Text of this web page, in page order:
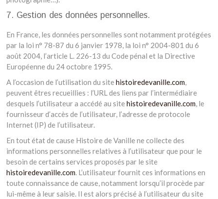
7. Gestion des données personnelles.
En France, les données personnelles sont notamment protégées
par la loi n° 78-87 du 6 janvier 1978, la loi n° 2004-801 du 6
août 2004, l’article L. 226-13 du Code pénal et la Directive
Européenne du 24 octobre 1995.
A l’occasion de l’utilisation du sitehistoiredevanille.com,
peuvent êtres recueillies : l’URL des liens par l’intermédiaire
desquels l’utilisateur a accédé au sitehistoiredevanille.com, le
fournisseur d’accès de l’utilisateur, l’adresse de protocole
Internet (IP) de l’utilisateur.
En tout état de cause Histoire de Vanille ne collecte des
informations personnelles relatives à l’utilisateur que pour le
besoin de certains services proposés par le site
histoiredevanille.com. L’utilisateur fournit ces informations en
toute connaissance de cause, notamment lorsqu’il procède par
lui-même à leur saisie. Il est alors précisé à l’utilisateur du site